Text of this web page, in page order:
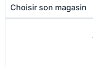
Choisir son magasin